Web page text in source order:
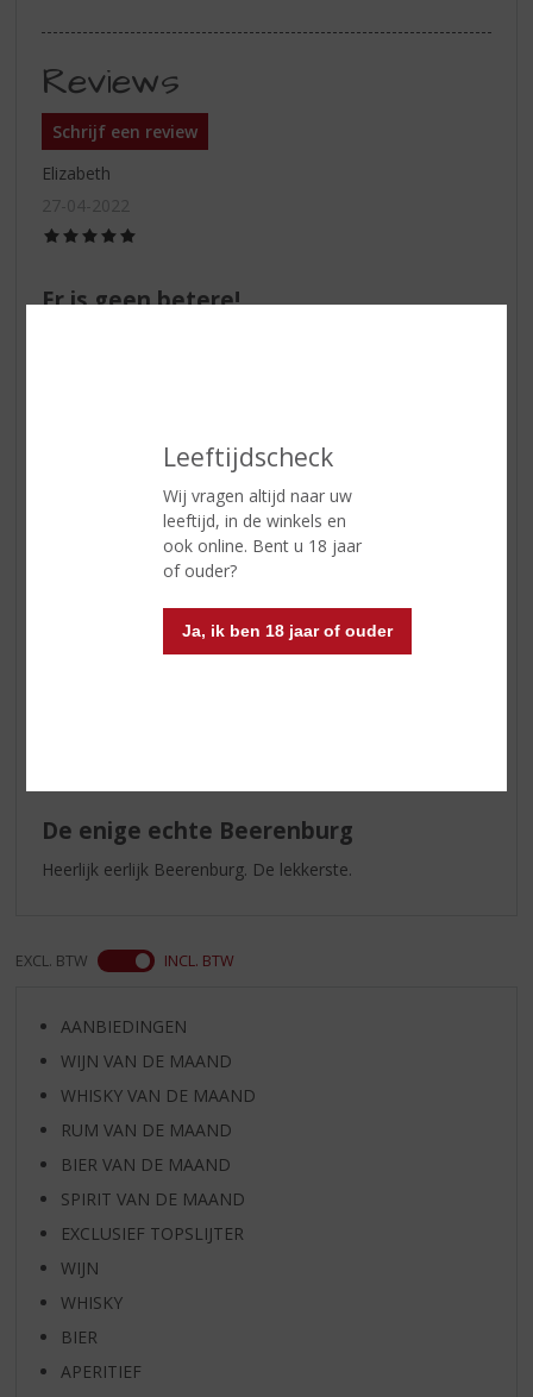
Leeftijdscheck
Wij vragen altijd naar uw
leeftijd, in de winkels en
ook online. Bent u 18 jaar
of ouder?
Ja, ik ben 18 jaar of ouder
Reviews
Schrijf een review
Elizabeth
27-04-2022
Er is geen betere!
(5,0
Hééééérlijk!!
Heb diverse Berenburgers geproefd, maar de enige echte
De enige echte Beerenburg
Heerlijk eerlijk Beerenburg. De lekkerste.
EXCL. BTW INCL. BTW
AANBIEDINGEN
WIJN VAN DE MAAND
WHISKY VAN DE MAAND
RUM VAN DE MAAND
BIER VAN DE MAAND
SPIRIT VAN DE MAAND
EXCLUSIEF TOPSLIJTER
WIJN
WHISKY
BIER
APERITIEF